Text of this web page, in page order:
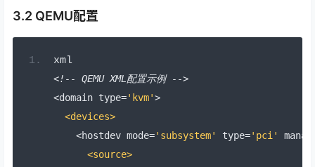
3.2 QEMU配置
xml
<!-- QEMU XML 配置示例
-->
<domain type='kvm'>
<devices>
<hostdev mode='subsystem' type='pci'
<source>